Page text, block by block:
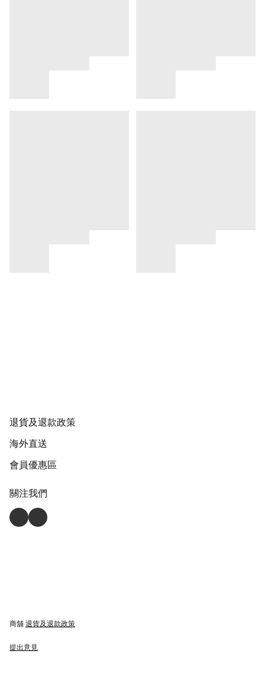
退貨及退款政策
海外直送
會員優惠區
關注我們
商舖 退貨及退款政策
提出意見